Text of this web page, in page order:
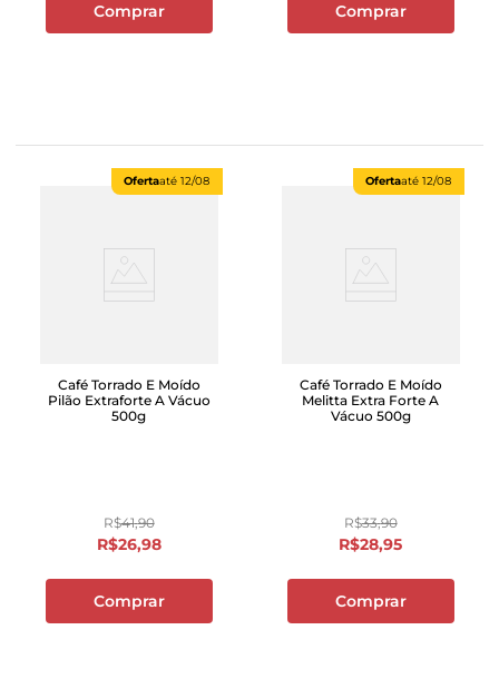
Comprar Comprar
Ofertaaté 12/08
Café Torrado E Moído
Pilão Extraforte A Vácuo
500g
R$41,90
R$26,98
Comprar
Ofertaaté 12/08
Café Torrado E Moído
Melitta Extra Forte A
Vácuo 500g
R$33,90
R$28,95
Comprar